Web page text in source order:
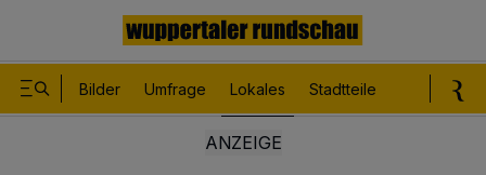
Bilder Umfrage Lokales Stadtteile